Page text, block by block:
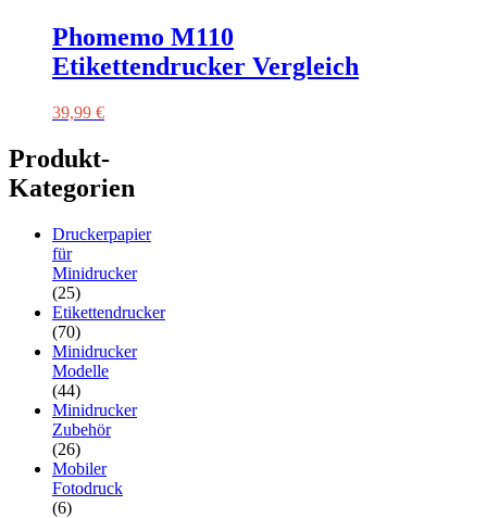
Phomemo M110
Etikettendrucker Vergleich
39,99 €
Produkt-
Kategorien
Druckerpapier
für
Minidrucker
(25)
Etikettendrucker
(70)
Minidrucker
Modelle
(44)
Minidrucker
Zubehör
(26)
Mobiler
Fotodruck
(6)